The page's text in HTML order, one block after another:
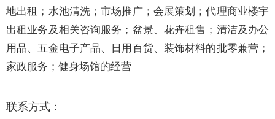
地出租；水池清洗；市场推广；会展策划；代理商业楼宇
出租业务及相关咨询服务；盆景、花卉租售；清洁及办公
用品、五金电子产品、日用百货、装饰材料的批零兼营；
家政服务；健身场馆的经营
联系方式：